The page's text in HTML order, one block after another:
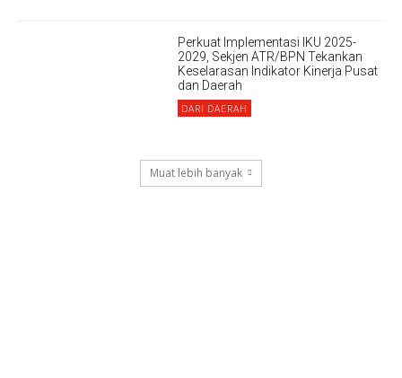
Perkuat Implementasi IKU 2025-
2029, Sekjen ATR/BPN Tekankan
Keselarasan Indikator Kinerja Pusat
dan Daerah
DARI DAERAH
Muat lebih banyak